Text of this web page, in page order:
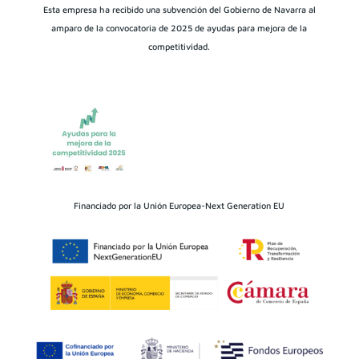
Esta empresa ha recibido una subvención del Gobierno de Navarra al
amparo de la convocatoria de 2025 de ayudas para mejora de la
competitividad.
Financiado por la Unión Europea-Next Generation EU